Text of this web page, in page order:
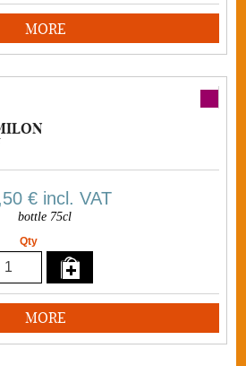
MORE
€ incl. VAT
bottle 75cl
Qty
MORE